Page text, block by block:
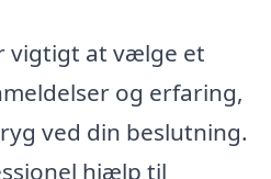
vigtigt at vælge et
og erfaring,
ved din beslutning.
hjælp til